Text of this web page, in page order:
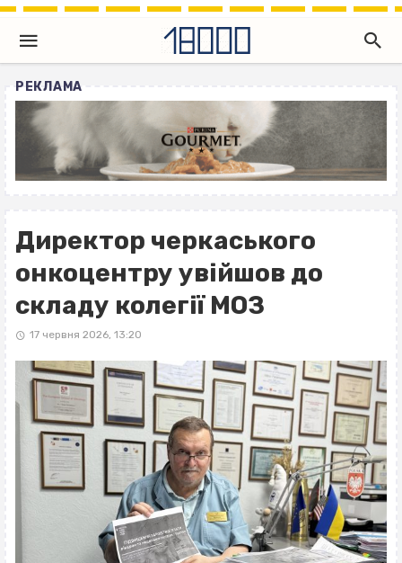
РЕКЛАМА
Директор черкаського
онкоцентру увійшов до
складу колегії МОЗ
17 червня 2026, 13:20